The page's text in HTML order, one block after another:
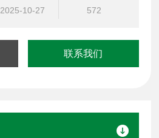
2025-10-27
572
联系我们